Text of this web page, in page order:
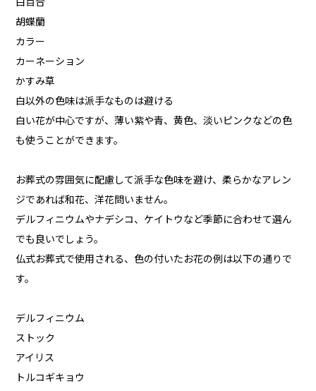
白百合
胡蝶蘭
カラー
カーネーション
かすみ草
白以外の色味は派手なものは避ける
白い花が中心ですが、薄い紫や青、黄色、淡いピンクなどの色
も使うことができます。
お葬式の雰囲気に配慮して派手な色味を避け、柔らかなアレン
ジであれば和花、洋花問いません。
デルフィニウムやナデシコ、ケイトウなど季節に合わせて選ん
でも良いでしょう。
仏式お葬式で使用される、色の付いたお花の例は以下の通りで
す。
デルフィニウム
ストック
アイリス
トルコギキョウ